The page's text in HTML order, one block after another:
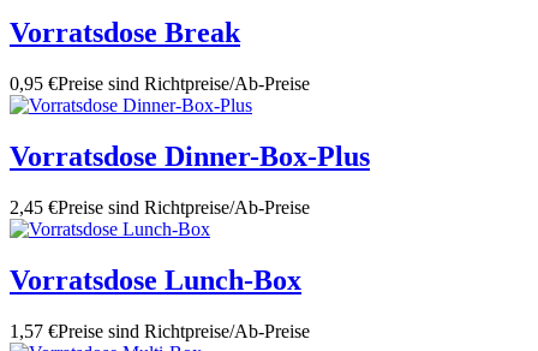
Vorratsdose Break
0,95 €Preise sind Richtpreise/Ab-Preise
Vorratsdose Dinner-Box-Plus
2,45 €Preise sind Richtpreise/Ab-Preise
Vorratsdose Lunch-Box
1,57 €Preise sind Richtpreise/Ab-Preise